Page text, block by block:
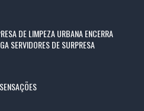
DE LIMPEZA URBANA ENCERRA
SERVIDORES DE SURPRESA